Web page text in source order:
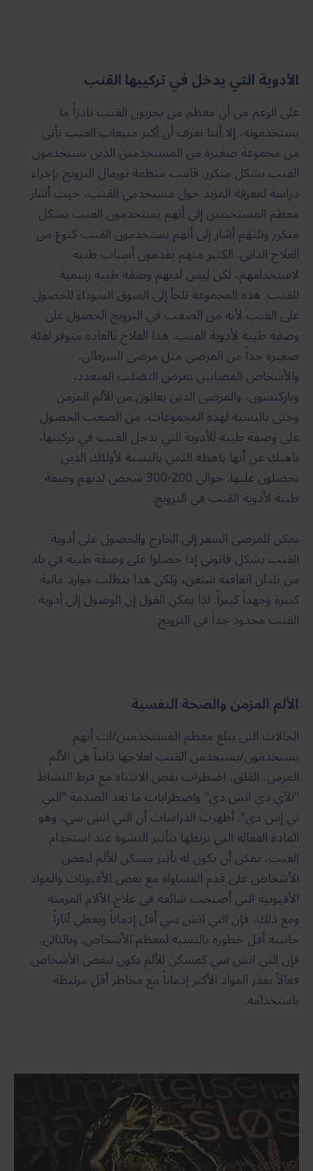
الأدوية التي يدخل في تركيبها القنب
على الرغم من أن معظم من يجربون القنب نادراً ما
يستخدمونه، إلا أننا نعرف أن أكبر مبيعات القنب تأتي
من مجموعة صغيرة من المستخدمين الذين يستخدمون
القنب بشكل متكرر. قامت منظمة نورمال النرويج بإجراء
دراسة لمعرفة المزيد حول مستخدمي القنب، حيث أشار
معظم المستجيبين إلى أنهم يستخدمون القنب بشكل
متكرر وثلثهم أشار إلى أنهم يستخدمون القنب كنوع من
العلاج الذاتي. الكثير منهم يقدمون أسباب طبية
لاستخدامهم، لكن ليس لديهم وصفة طبية رسمية
للقنب. هذه المجموعة تلجأ إلى السوق السوداء للحصول
على القنب لأنه من الصعب في النرويج الحصول على
وصفة طبية لأدوية القنب. هذا العلاج بالعادة متوفر لفئة
صغيرة جداً من المرضى مثل مرضى السرطان،
والأشخاص المصابين بمرض التصلب المتعدد،
وباركنسون، والمرضى الذين يعانون من الألم المزمن.
وحتى بالنسبة لهذه المجموعات، من الصعب الحصول
على وصفة طبية للأدوية التي يدخل القنب في تركيبها،
ناهيك عن أنها باهظة الثمن بالنسبة لأولئك الذين
يحصلون عليها. حوالي 200-300 شخص لديهم وصفة
طبية لأدوية القنب في النرويج.
يمكن للمرضى السفر إلى الخارج والحصول على أدوية
القنب بشكل قانوني إذا حصلوا على وصفة طبية في بلد
من بلدان اتفاقية شنغن، ولكن هذا يتطلب موارد مالية
كبيرة وجهداً كبيراً. لذا يمكن القول إن الوصول إلى أدوية
القنب محدود جداً في النرويج.
الألم المزمن والصحة النفسية
الحالات التي يبلغ معظم المستخدمين/ات أنهم
يستخدمون/يستخدمن القنب لعلاجها ذاتياً هي الألم
المزمن، القلق، اضطراب نقص الانتباه مع فرط النشاط
"الآي دي اتش دي" واضطرابات ما بعد الصدمة "البي
تي إس دي". أظهرت الدراسات أن التي اتش سي، وهو
المادة الفعالة التي نربطها بتأثير النشوة عند استخدام
القنب، يمكن أن يكون له تأثير مسكن للألم لبعض
الأشخاص على قدم المساواة مع بعض الأفيونات والمواد
الأفيونية التي أصبحت شائعة في علاج الآلام المزمنة.
ومع ذلك، فإن التي اتش سي أقل إدماناً ويعطي آثاراً
جانبية أقل خطورة بالنسبة لمعظم الأشخاص. وبالتالي،
فإن التي اتش سي كمسكن للألم يكون لبعض الأشخاص
فعالاً بقدر المواد الأكثر إدماناً مع مخاطر أقل مرتبطة
باستخدامه.